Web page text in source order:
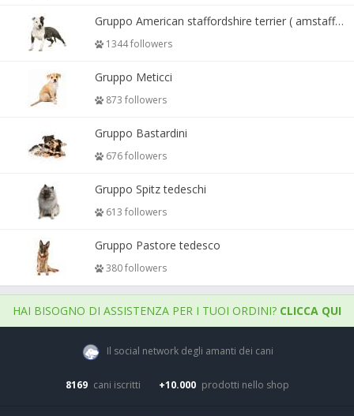
Gruppo American staffordshire terrier ( amstaff, amastaff )
1344 followers
Gruppo Meticci
873 followers
Gruppo Bastardini
676 followers
Gruppo Spitz tedeschi
613 followers
Gruppo Pastore tedesco
380 followers
HAI BISOGNO DI ASSISTENZA PER I TUOI ORDINI? CLICCA QUI
Il social network degli amanti dei cani
8169 cani iscritti +10.000 prodotti nello shop